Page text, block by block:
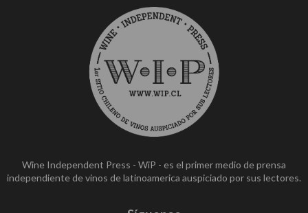
Wine Independent Press - WiP - es el primer medio de prensa
independiente de vinos de latinoamerica auspiciado por sus lectores.